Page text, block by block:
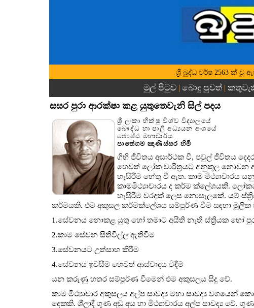
ශ්‍රී බුද්ධ වර්ෂ 2563 ක් වූ
මුල් පිටුව | බොදු පුවත් |
සසර පුරා ආරක්ෂා කළ යුතුතෙවැනි සිල් පදය
ශ්‍රී ලංකා භික්ෂු විශ්ව විද්‍යාලයේ
බෞද්ධ හා පාලි අධ්‍යයන අංශයේ
ජ්‍යෙෂ්ඨ මහාචාර්ය
පාතේගම ඤාණිස්සර හිමි
ගිහි ජීවිතය අසාර්ථක වී, පවුල් ජීවිතය
හෙවත් ලෝක චාරිත්‍රයට අනුකූල නොවන
හැසිරීම හේතු වී ඇත. කාම මිථ්‍යාචාරය
කාමමිථ්‍යාචාරය ද කර්ම ක්ලේශයකි.
හැසිරීම වරදක් ලෙස නොසැලකේ. යම්
කර්මයකි. එම අකුසල කර්මක්ලේශය සම්පූර්ණ වීම සඳහා
1.සේවනය නොකළ යුතු හෝ තමාට අයිති නැති ස්ත්‍රියක හෝ
2.කාම සේවන සිතිවිල්ල ඇතිවීම
3.සේවනයට උත්සාහ කිරීම
4.සේවනය ඉවසීම හෙවත් ආස්වාදය විඳීම
යන කරුණු හතර සම්පූර්ණ වීමෙන් එම අකුසලය සිදු වේ.
කාම මිථ්‍යාචාර අකුසලය අල්ප සාවද්‍ය මහා සාවද්‍ය වශයෙන්
දෙකකි. ශීලාදී ගුණ අඩු අය හා මිථ්‍යාචාරය අල්ප සාවද්‍ය වේ.